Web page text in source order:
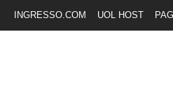
INGRESSO.COM UOL HOST